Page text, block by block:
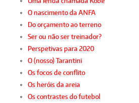
O nascimento da ANFA
Do orçamento ao terreno
Ser ou não ser treinador?
Perspetivas para 2020
O (nosso) Tarantini
Os focos de conflito
Os heróis da areia
Os contrastes do futebol